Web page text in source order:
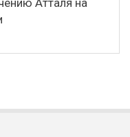
Атталя на